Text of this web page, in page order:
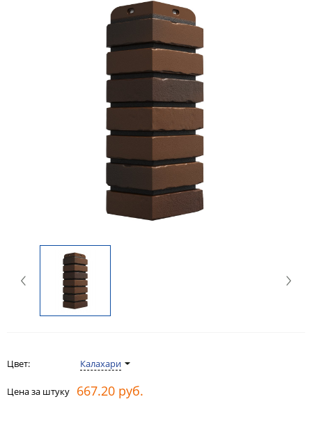
Цвет: Калахари
Цена за штуку 667.20 руб.